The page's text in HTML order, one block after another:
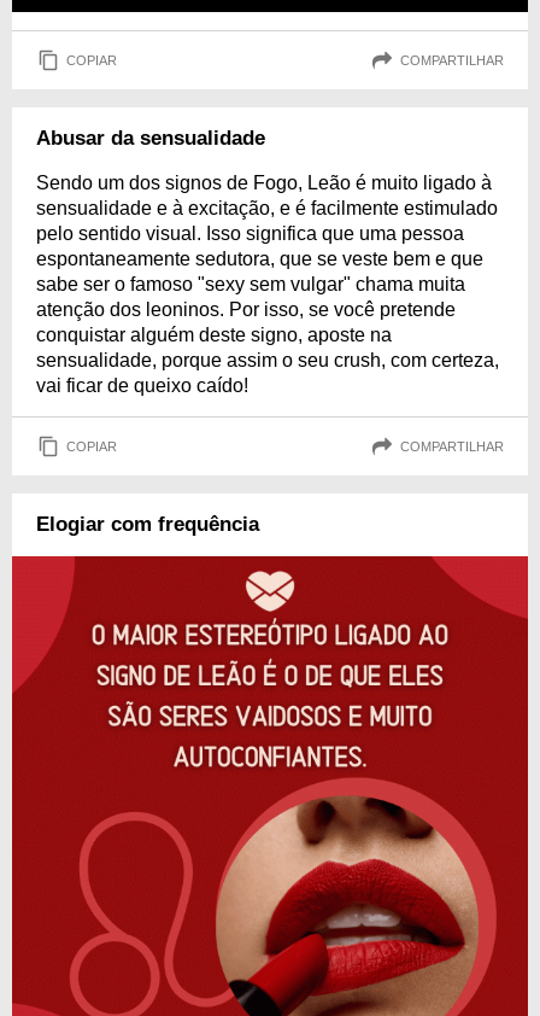
COPIAR COMPARTILHAR
Abusar da sensualidade
Sendo um dos signos de Fogo, Leão é muito ligado à
sensualidade e à excitação, e é facilmente estimulado
pelo sentido visual. Isso significa que uma pessoa
espontaneamente sedutora, que se veste bem e que
sabe ser o famoso "sexy sem vulgar" chama muita
atenção dos leoninos. Por isso, se você pretende
conquistar alguém deste signo, aposte na
sensualidade, porque assim o seu crush, com certeza,
vai ficar de queixo caído!
COPIAR COMPARTILHAR
Elogiar com frequência